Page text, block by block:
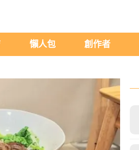
懶人包 創作者